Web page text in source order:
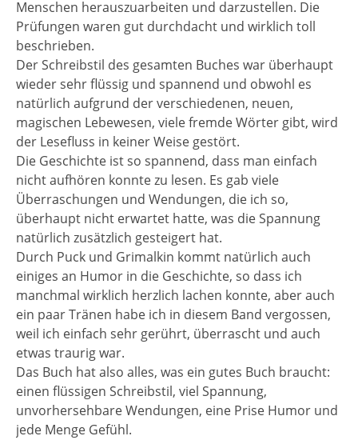
Menschen herauszuarbeiten und darzustellen. Die
Prüfungen waren gut durchdacht und wirklich toll
beschrieben.
Der Schreibstil des gesamten Buches war überhaupt
wieder sehr flüssig und spannend und obwohl es
natürlich aufgrund der verschiedenen, neuen,
magischen Lebewesen, viele fremde Wörter gibt, wird
der Lesefluss in keiner Weise gestört.
Die Geschichte ist so spannend, dass man einfach
nicht aufhören konnte zu lesen. Es gab viele
Überraschungen und Wendungen, die ich so,
überhaupt nicht erwartet hatte, was die Spannung
natürlich zusätzlich gesteigert hat.
Durch Puck und Grimalkin kommt natürlich auch
einiges an Humor in die Geschichte, so dass ich
manchmal wirklich herzlich lachen konnte, aber auch
ein paar Tränen habe ich in diesem Band vergossen,
weil ich einfach sehr gerührt, überrascht und auch
etwas traurig war.
Das Buch hat also alles, was ein gutes Buch braucht:
einen flüssigen Schreibstil, viel Spannung,
unvorhersehbare Wendungen, eine Prise Humor und
jede Menge Gefühl.